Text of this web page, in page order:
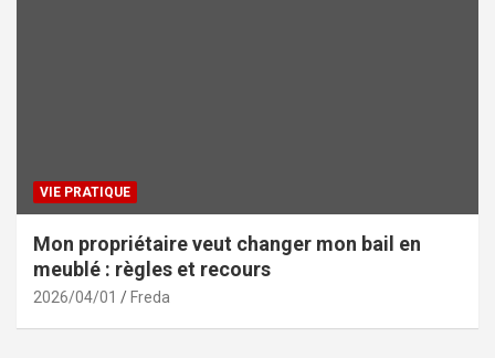
VIE PRATIQUE
Mon propriétaire veut changer mon bail en
meublé : règles et recours
2026/04/01 Freda